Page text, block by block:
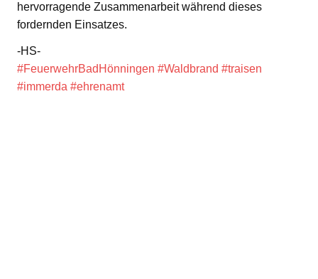
hervorragende Zusammenarbeit während dieses
fordernden Einsatzes.
-HS-
#FeuerwehrBadHönningen #Waldbrand #traisen
#immerda #ehrenamt